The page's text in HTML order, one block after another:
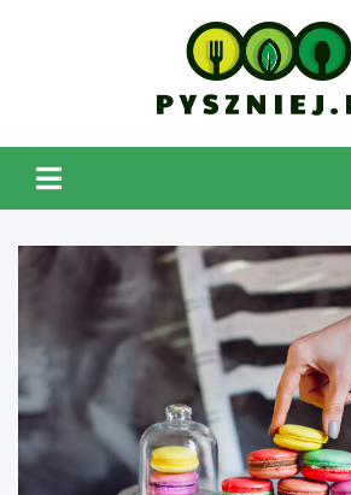
pyszniej.pl